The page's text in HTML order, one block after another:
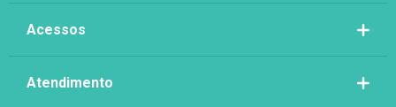
Acessos
Atendimento